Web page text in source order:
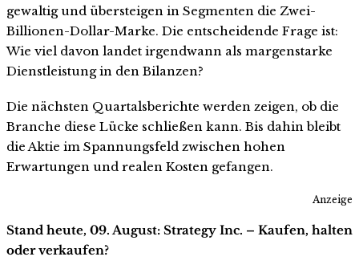
gewaltig und übersteigen in Segmenten die Zwei-
Billionen-Dollar-Marke. Die entscheidende Frage ist:
Wie viel davon landet irgendwann als margenstarke
Dienstleistung in den Bilanzen?
Die nächsten Quartalsberichte werden zeigen, ob die
Branche diese Lücke schließen kann. Bis dahin bleibt
die Aktie im Spannungsfeld zwischen hohen
Erwartungen und realen Kosten gefangen.
Anzeige
Stand heute, 09. August: Strategy Inc. – Kaufen, halten
oder verkaufen?